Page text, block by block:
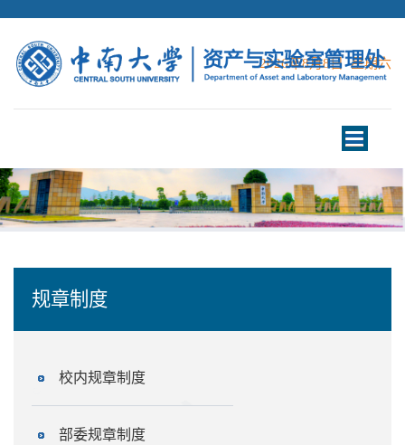
2026年8月8日 星期六
Toggle
navigation
规章制度
校内规章制度
部委规章制度